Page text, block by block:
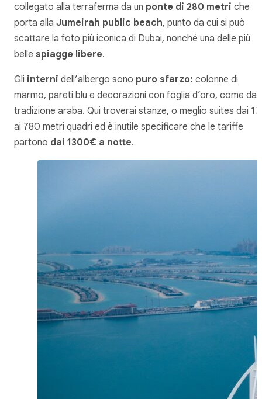
collegato alla terraferma da un ponte di 280 metri che
porta alla Jumeirah public beach, punto da cui si può
scattare la foto più iconica di Dubai, nonché una delle più
belle spiagge libere.
Gli interni dell’albergo sono puro sfarzo: colonne di
marmo, pareti blu e decorazioni con foglia d’oro, come da
tradizione araba. Qui troverai stanze, o meglio suites dai
ai 780 metri quadri ed è inutile specificare che le tariffe
partono dai 1300€ a notte.